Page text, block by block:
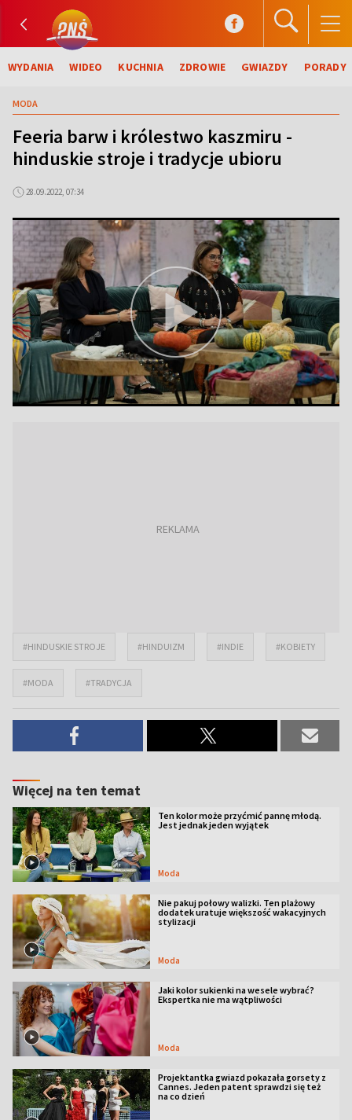
WYDANIA WIDEO KUCHNIA ZDROWIE GWIAZDY PORADY
MODA
Feeria barw i królestwo kaszmiru -
hinduskie stroje i tradycje ubioru
28.09.2022, 07:34
#HINDUSKIE STROJE #HINDUIZM #INDIE #KOBIETY
#MODA #TRADYCJA
Więcej na ten temat
Ten kolor może przyćmić pannę młodą.
Jest jednak jeden wyjątek
Moda
Nie pakuj połowy walizki. Ten plażowy
dodatek uratuje większość wakacyjnych
stylizacji
Moda
Jaki kolor sukienki na wesele wybrać?
Ekspertka nie ma wątpliwości
Moda
Projektantka gwiazd pokazała gorsety z
Cannes. Jeden patent sprawdzi się też
na co dzień